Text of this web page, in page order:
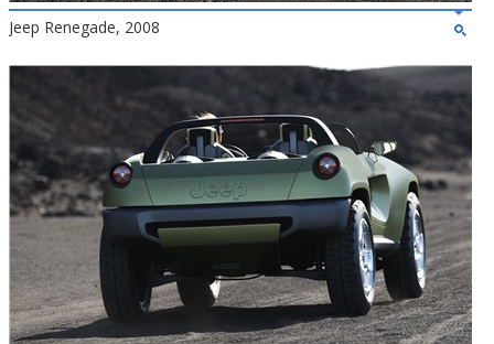
Jeep Renegade, 2008